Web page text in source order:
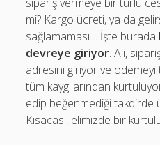
mi? Kargo ücreti, ya da
sağlamaması… İşte burada
devreye giriyor. Ali,
adresini giriyor ve ödemeyi
tüm kaygılarından
edip beğenmediği takdirde
Kısacası, elimizde bir